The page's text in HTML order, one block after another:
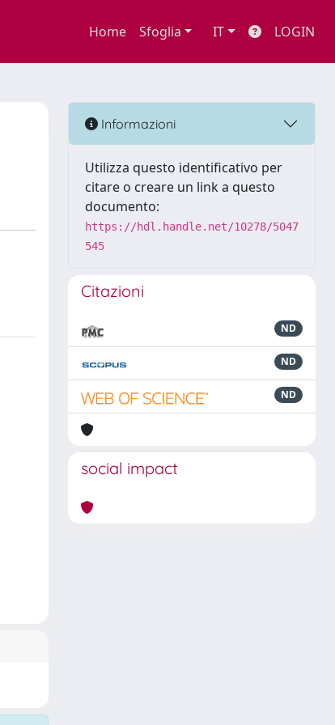
Home Sfoglia IT LOGIN
Informazioni
Utilizza questo identificativo per
citare o creare un link a questo
documento:
https://hdl.handle.net/10278/5047
545
Citazioni
ND
ND
ND
social impact